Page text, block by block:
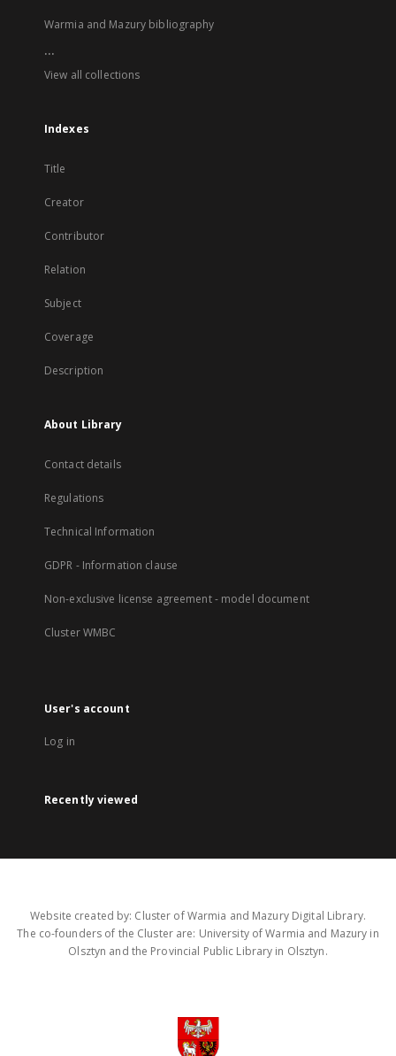
Warmia and Mazury bibliography
...
View all collections
Indexes
Title
Creator
Contributor
Relation
Subject
Coverage
Description
About Library
Contact details
Regulations
Technical Information
GDPR - Information clause
Non-exclusive license agreement - model document
Cluster WMBC
User's account
Log in
Recently viewed
Website created by: Cluster of Warmia and Mazury Digital Library.
The co-founders of the Cluster are: University of Warmia and Mazury in
Olsztyn and the Provincial Public Library in Olsztyn.